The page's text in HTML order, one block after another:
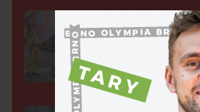
FOTO: Ulicemi
karnevalový
exotické